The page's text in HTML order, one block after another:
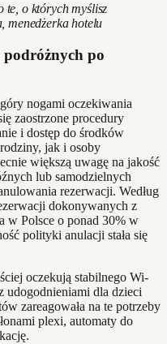
te, o których myślisz
menedżerka hotelu
podróżnych po
nogami oczekiwania
zaostrzone procedury
i dostęp do środków
jak i osoby
większą uwagę na jakość
lub samodzielnych
rezerwacji. Według
dokonywanych z
w Polsce o ponad 30% w
polityki anulacji stała się
oczekują stabilnego Wi-
udogodnieniami dla dzieci
zareagowała na te potrzeby
plexi, automaty do